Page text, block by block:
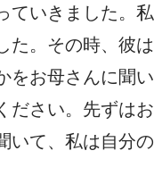
ていきました。私
た。その時、彼は
をお母さんに聞い
ださい。先ずはお
いて、私は自分の